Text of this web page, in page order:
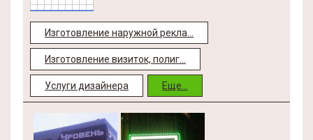
Изготовление наружной рекла...
Изготовление визиток, полиг...
Услуги дизайнера Еще...